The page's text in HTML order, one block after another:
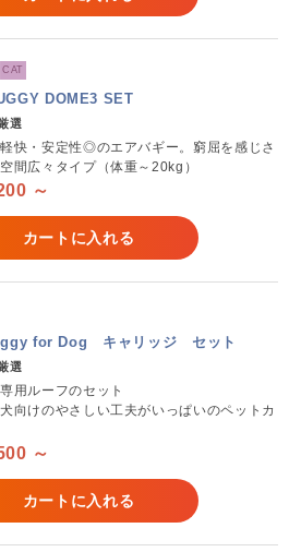
CAT
DOME3 SET
選
快・安定性◎のエアバギー。窮屈を感じさ
間広々タイプ（体重～20kg）
～
カートに入れる
for Dog キャリッジ セット
選
用ルーフのセット
向けのやさしい工夫がいっぱいのペットカ
～
カートに入れる